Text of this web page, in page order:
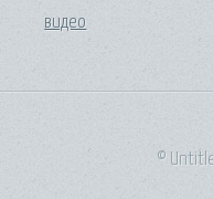
видео
©